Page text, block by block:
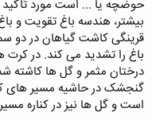
حوضچه یا ... است مورد
بیشتر، هندسه باغ تقویت و
قرینگی کاشت گیاهان در
باغ را تشدید می کند. در
درختان مثمر و گل ها کاشته
گنجشک در حاشیه مسیر های
است و گل ها نیز در کناره